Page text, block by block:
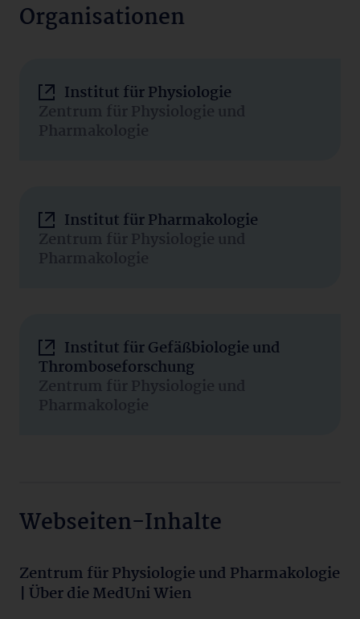
Organisationen
Institut für Physiologie
Zentrum für Physiologie und
Pharmakologie
Institut für Pharmakologie
Zentrum für Physiologie und
Pharmakologie
Institut für Gefäßbiologie und
Thromboseforschung
Zentrum für Physiologie und
Pharmakologie
Webseiten-Inhalte
Zentrum für Physiologie und Pharmakologie
| Über die MedUni Wien